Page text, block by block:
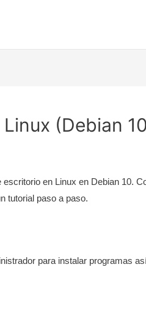
(Debian
en Linux en Debian 10.
tutorial paso a paso.
para instalar programas